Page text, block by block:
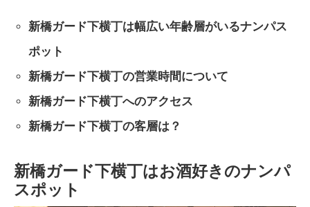
新橋ガード下横丁は幅広い年齢層がいるナンパス
ポット
新橋ガード下横丁の営業時間について
新橋ガード下横丁へのアクセス
新橋ガード下横丁の客層は？
新橋ガード下横丁はお酒好きのナンパ
スポット